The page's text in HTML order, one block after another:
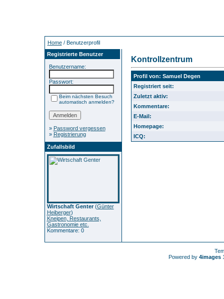
Home/ Benutzerprofil
Registrierte Benutzer
Benutzername:
Passwort:
Beim nächsten Besuch
automatisch anmelden?
» Password vergessen
» Registrierung
Zufallsbild
Wirtschaft Genter(Günter
Heiberger)
Kneipen, Restaurants,
Gastronomie etc.
Kommentare: 0
Kontrollzentrum
Profil von: Samuel Degen
Registriert seit:
Zuletzt aktiv:
Kommentare:
E-Mail:
Homepage:
ICQ:
Powered by 4images